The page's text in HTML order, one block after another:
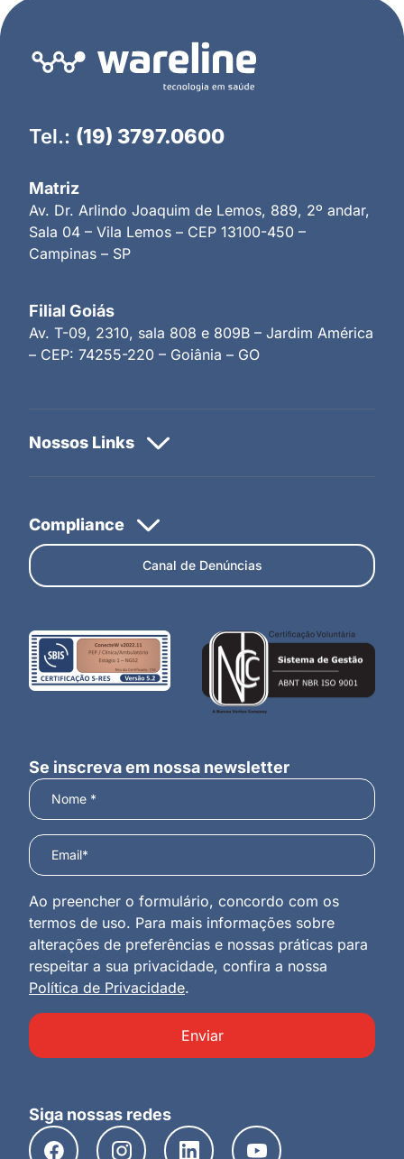
Tel.: (19) 3797.0600
Matriz
Av. Dr. Arlindo Joaquim de Lemos, 889, 2º andar,
Sala 04 – Vila Lemos – CEP 13100-450 –
Campinas – SP
Filial Goiás
Av. T-09, 2310, sala 808 e 809B – Jardim América
– CEP: 74255-220 – Goiânia – GO
Canal de Denúncias
Se inscreva em nossa newsletter
Ao preencher o formulário, concordo com os
termos de uso. Para mais informações sobre
alterações de preferências e nossas práticas para
respeitar a sua privacidade, confira a nossa
Política de Privacidade.
Enviar
Siga nossas redes